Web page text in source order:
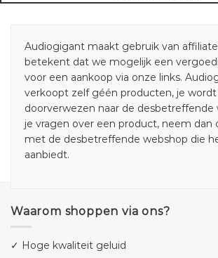
Audiogigant maakt gebruik van
betekent dat we mogelijk een
voor een aankoop via onze links.
verkoopt zelf géén producten, je
doorverwezen naar de desbetreffende
je vragen over een product, neem dan
met de desbetreffende webshop die
aanbiedt.
Waarom shoppen via ons?
✓ Hoge kwaliteit geluid